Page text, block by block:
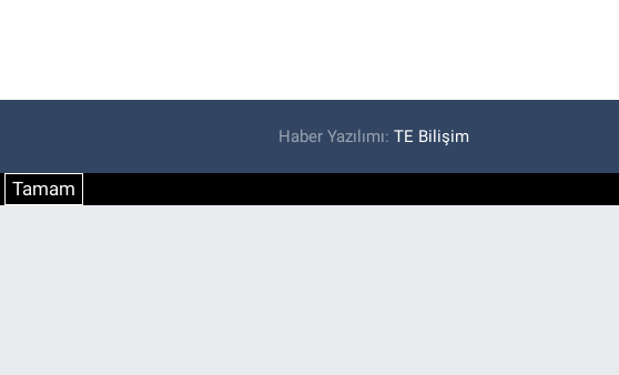
Haber Yazılımı:TE Bilişim
Tamam